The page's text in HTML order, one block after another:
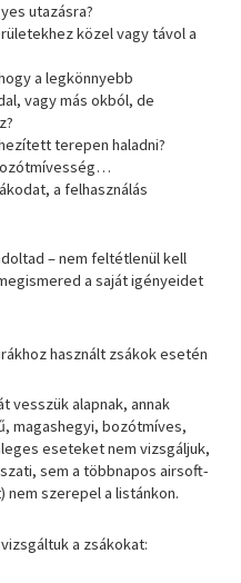
utazásra?
közel vagy távol a
a legkönnyebb
vagy más okból, de
terepen haladni?
a felhasználás
– nem feltétlenül kell
a saját igényeidet
használt zsákok esetén
vesszük alapnak, annak
magashegyi, bozótmíves,
eseteket nem vizsgáljuk,
sem a többnapos airsoft-
nem szerepel a listánkon.
a zsákokat: